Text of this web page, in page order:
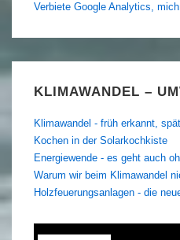
Verbiete Google Analytics,
KLIMAWANDEL –
Klimawandel - früh erkannt,
Kochen in der Solarkochkiste
Energiewende - es geht auch
Warum wir beim Klimawandel
Holzfeuerungsanlagen - die